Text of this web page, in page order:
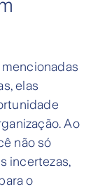
elas
Ao
não só
incertezas,
o